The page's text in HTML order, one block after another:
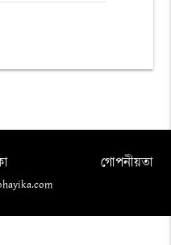
গোপনীয়তা